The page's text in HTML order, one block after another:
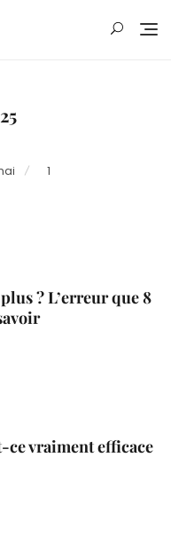
1
? L’erreur que 8
ce vraiment efficace